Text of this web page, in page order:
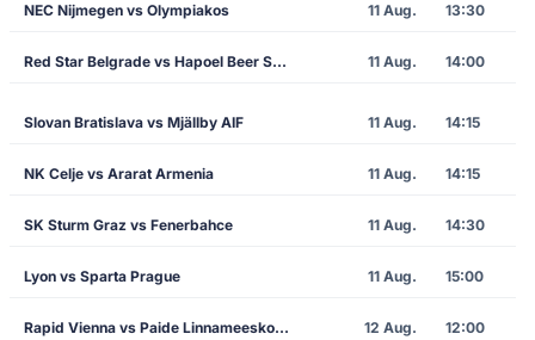
NEC Nijmegen vs Olympiakos 11 Aug. 13:30
Red Star Belgrade vs Hapoel Beer Sheva 11 Aug. 14:00
Slovan Bratislava vs Mjällby AIF 11 Aug. 14:15
NK Celje vs Ararat Armenia 11 Aug. 14:15
SK Sturm Graz vs Fenerbahce 11 Aug. 14:30
Lyon vs Sparta Prague 11 Aug. 15:00
Rapid Vienna vs Paide Linnameeskond 12 Aug. 12:00